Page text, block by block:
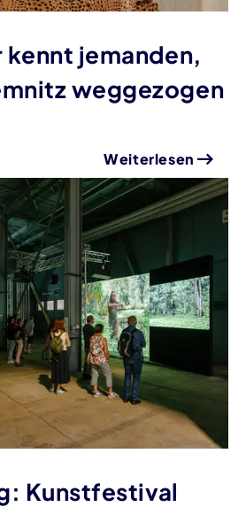
kennt jemanden,
weggezogen
Weiterlesen
Kunstfestival